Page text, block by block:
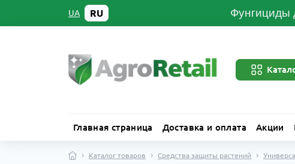
UA RU Фунгициды
Главная страница Доставка и оплата Акции
Каталог товаров Средства защиты растений